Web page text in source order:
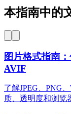
本指南中的
图片格式指南
AVIF
了解JPEG、PNG
质、透明度和浏览